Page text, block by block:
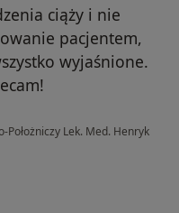
ciąży i nie
pacjentem,
wyjaśnione.
Lek. Med. Henryk